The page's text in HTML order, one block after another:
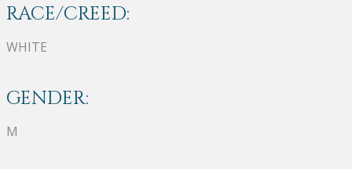
RACE/CREED:
WHITE
GENDER:
M